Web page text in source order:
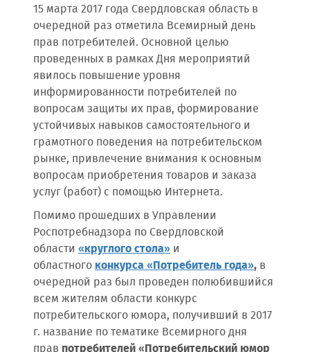
15 марта 2017 года Свердловская область в
очередной раз отметила Всемирный день
прав потребителей. Основной целью
проведенных в рамках Дня мероприятий
явилось повышение уровня
информированности потребителей по
вопросам защиты их прав, формирование
устойчивых навыков самостоятельного и
грамотного поведения на потребительском
рынке, привлечение внимания к основным
вопросам приобретения товаров и заказа
услуг (работ) с помощью Интернета.
Помимо прошедших в Управлении
Роспотребнадзора по Свердловской
области «круглого стола» и
областногоконкурса «Потребитель года», в
очередной раз был проведен полюбившийся
всем жителям области конкурс
потребительского юмора, получивший в 2017
г. название по тематике Всемирного дня